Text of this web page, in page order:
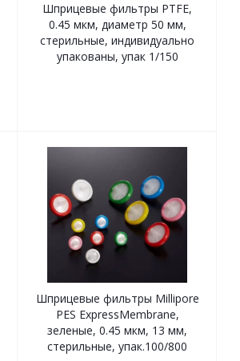
Шприцевые фильтры PTFE,
0.45 мкм, диаметр 50 мм,
стерильные, индивидуально
упакованы, упак 1/150
Шприцевые фильтры Millipore
PES ExpressMembrane,
зеленые, 0.45 мкм, 13 мм,
стерильные, упак.100/800